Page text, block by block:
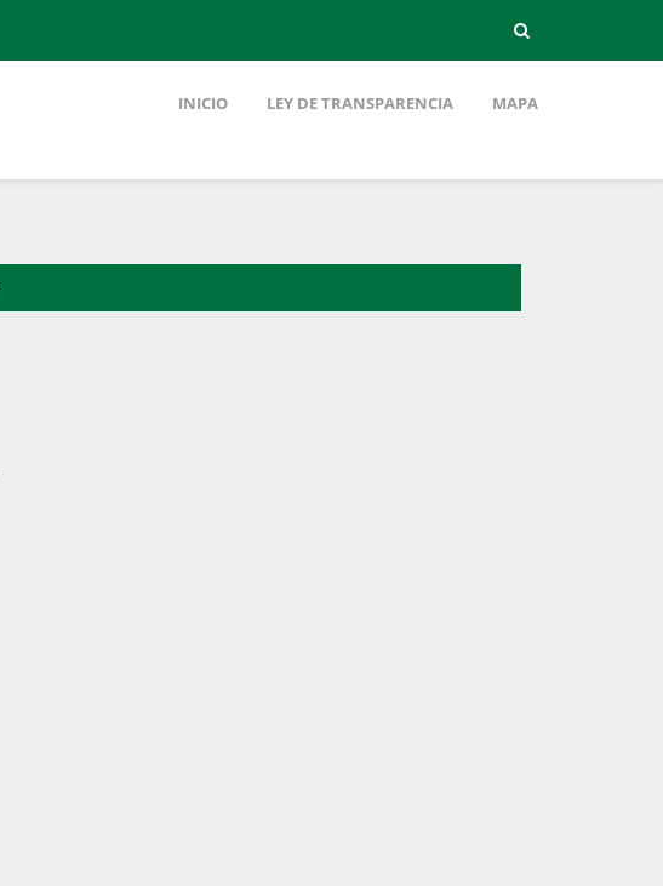
INICIO LEY DE TRANSPARENCIA MAPA